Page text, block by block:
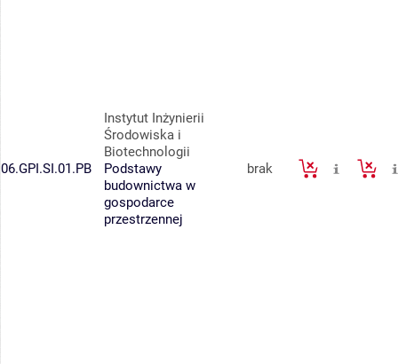
06.GPI.SI.01.PB
Instytut Inżynierii
Środowiska i
Biotechnologii
Podstawy
budownictwa w
gospodarce
przestrzennej
brak